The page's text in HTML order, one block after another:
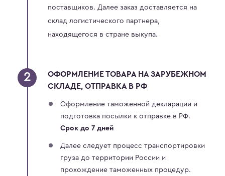
поставщиков. Далее заказ доставляется на
склад логистического партнера,
находящегося в стране выкупа.
ОФОРМЛЕНИЕ ТОВАРА НА ЗАРУБЕЖНОМ
СКЛАДЕ, ОТПРАВКА В РФ
Оформление таможенной декларации и
подготовка посылки к отправке в РФ.
Срок до 7 дней
Далее следует процесс транспортировки
груза до территории России и
прохождение таможенных процедур.